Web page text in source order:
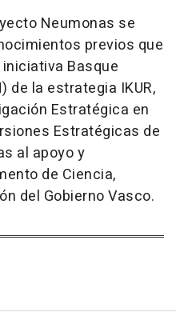
Neumonas se
previos que
Basque
de la estrategia IKUR,
Estratégica en
Estratégicas de
al apoyo y
de Ciencia,
del Gobierno Vasco.